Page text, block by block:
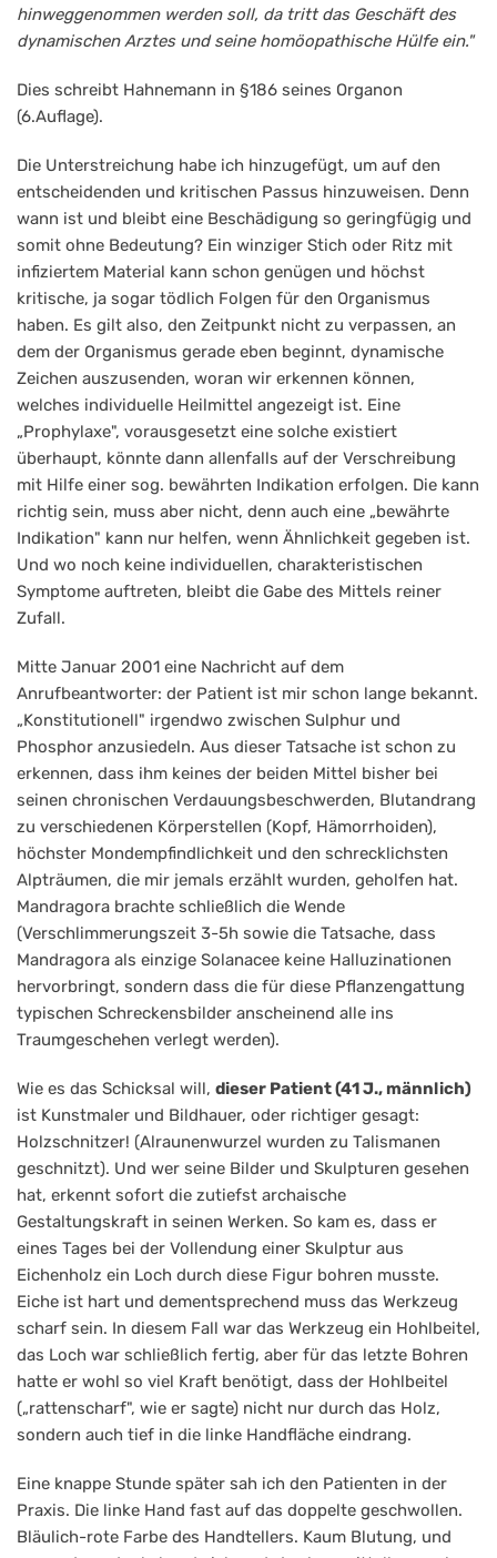
hinweggenommen werden soll, da tritt das Geschäft des
dynamischen Arztes und seine homöopathische Hülfe ein."
Dies schreibt Hahnemann in §186 seines Organon
(6.Auflage).
Die Unterstreichung habe ich hinzugefügt, um auf den
entscheidenden und kritischen Passus hinzuweisen. Denn
wann ist und bleibt eine Beschädigung so geringfügig und
somit ohne Bedeutung? Ein winziger Stich oder Ritz mit
infiziertem Material kann schon genügen und höchst
kritische, ja sogar tödlich Folgen für den Organismus
haben. Es gilt also, den Zeitpunkt nicht zu verpassen, an
dem der Organismus gerade eben beginnt, dynamische
Zeichen auszusenden, woran wir erkennen können,
welches individuelle Heilmittel angezeigt ist. Eine
„Prophylaxe", vorausgesetzt eine solche existiert
überhaupt, könnte dann allenfalls auf der Verschreibung
mit Hilfe einer sog. bewährten Indikation erfolgen. Die kann
richtig sein, muss aber nicht, denn auch eine „bewährte
Indikation" kann nur helfen, wenn Ähnlichkeit gegeben ist.
Und wo noch keine individuellen, charakteristischen
Symptome auftreten, bleibt die Gabe des Mittels reiner
Zufall.
Mitte Januar 2001 eine Nachricht auf dem
Anrufbeantworter: der Patient ist mir schon lange bekannt.
„Konstitutionell" irgendwo zwischen Sulphur und
Phosphor anzusiedeln. Aus dieser Tatsache ist schon zu
erkennen, dass ihm keines der beiden Mittel bisher bei
seinen chronischen Verdauungsbeschwerden, Blutandrang
zu verschiedenen Körperstellen (Kopf, Hämorrhoiden),
höchster Mondempfindlichkeit und den schrecklichsten
Alpträumen, die mir jemals erzählt wurden, geholfen hat.
Mandragora brachte schließlich die Wende
(Verschlimmerungszeit 3-5h sowie die Tatsache, dass
Mandragora als einzige Solanacee keine Halluzinationen
hervorbringt, sondern dass die für diese Pflanzengattung
typischen Schreckensbilder anscheinend alle ins
Traumgeschehen verlegt werden).
Wie es das Schicksal will, dieser Patient (41 J., männlich)
ist Kunstmaler und Bildhauer, oder richtiger gesagt:
Holzschnitzer! (Alraunenwurzel wurden zu Talismanen
geschnitzt). Und wer seine Bilder und Skulpturen gesehen
hat, erkennt sofort die zutiefst archaische
Gestaltungskraft in seinen Werken. So kam es, dass er
eines Tages bei der Vollendung einer Skulptur aus
Eichenholz ein Loch durch diese Figur bohren musste.
Eiche ist hart und dementsprechend muss das Werkzeug
scharf sein. In diesem Fall war das Werkzeug ein Hohlbeitel,
das Loch war schließlich fertig, aber für das letzte Bohren
hatte er wohl so viel Kraft benötigt, dass der Hohlbeitel
(„rattenscharf", wie er sagte) nicht nur durch das Holz,
sondern auch tief in die linke Handfläche eindrang.
Eine knappe Stunde später sah ich den Patienten in der
Praxis. Die linke Hand fast auf das doppelte geschwollen.
Bläulich-rote Farbe des Handtellers. Kaum Blutung, und